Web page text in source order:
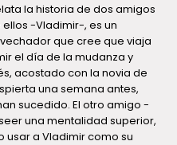
la historia de dos amigos
ellos -Vladimir-, es un
que cree que viaja
el día de la mudanza y
acostado con la novia de
una semana antes,
sucedido. El otro amigo -
una mentalidad superior,
a Vladimir como su